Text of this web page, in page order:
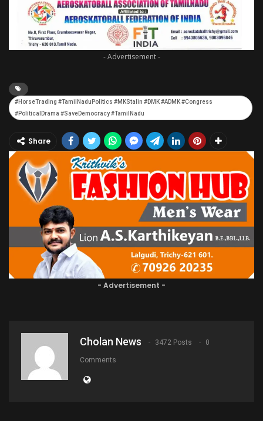
- Advertisement -
#HorseTrading #TamilNaduPolitics #MKStalin #DMK #ADMK #Congress
#PoliticalDrama #SaveDemocracy #TamilNadu
Share
- Advertisement -
Cholan News 3472 Posts 0
Comments